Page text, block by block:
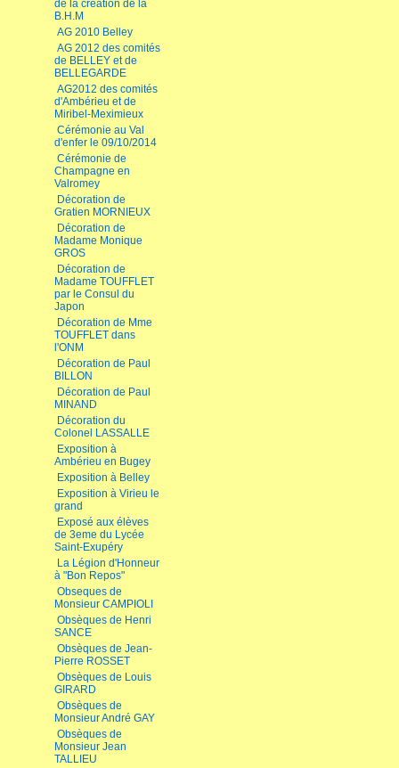
de la création de la
B.H.M
AG 2010 Belley
AG 2012 des comités
de BELLEY et de
BELLEGARDE
AG2012 des comités
d'Ambérieu et de
Miribel-Meximieux
Cérémonie au Val
d'enfer le 09/10/2014
Cérémonie de
Champagne en
Valromey
Décoration de
Gratien MORNIEUX
Décoration de
Madame Monique
GROS
Décoration de
Madame TOUFFLET
par le Consul du
Japon
Décoration de Mme
TOUFFLET dans
l'ONM
Décoration de Paul
BILLON
Décoration de Paul
MINAND
Décoration du
Colonel LASSALLE
Exposition à
Ambérieu en Bugey
Exposition à Belley
Exposition à Virieu le
grand
Exposé aux élèves
de 3eme du Lycée
Saint-Exupéry
La Légion d'Honneur
à "Bon Repos"
Obseques de
Monsieur CAMPIOLI
Obsèques de Henri
SANCE
Obsèques de Jean-
Pierre ROSSET
Obsèques de Louis
GIRARD
Obsèques de
Monsieur André GAY
Obsèques de
Monsieur Jean
TALLIEU